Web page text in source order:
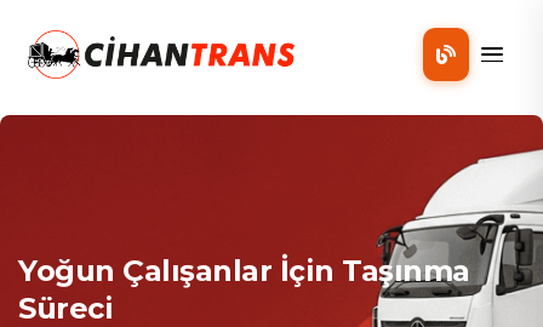
Mobil
Yoğun Çalışanlar İçin Taşınma
Süreci